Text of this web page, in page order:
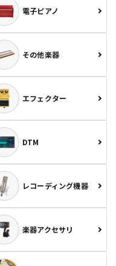
電子ピアノ
その他楽器
エフェクター
DTM
レコーディング機器
楽器アクセサリ